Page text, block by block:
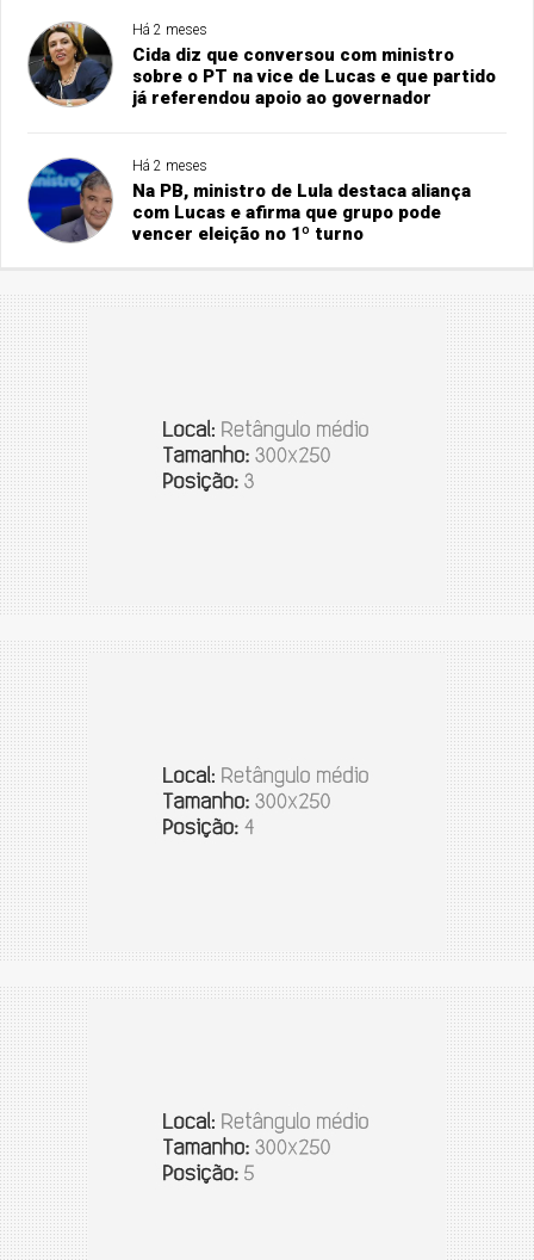
Há 2 meses
Cida diz que conversou com ministro
sobre o PT na vice de Lucas e que partido
já referendou apoio ao governador
Há 2 meses
Na PB, ministro de Lula destaca aliança
com Lucas e afirma que grupo pode
vencer eleição no 1º turno